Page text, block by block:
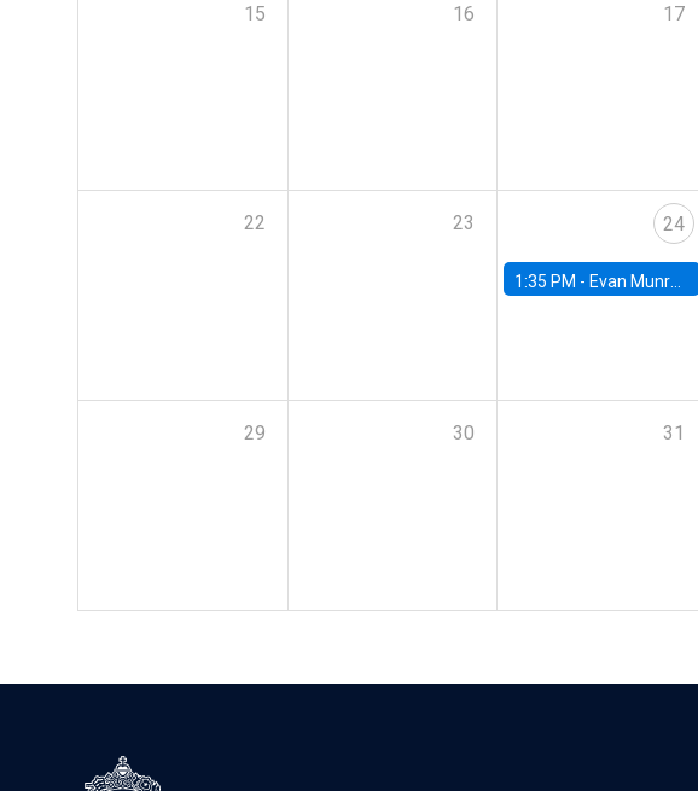
15 16 17
22 23 24
1:35 PM - Evan Munro, Neyman Visiting Assistant Professor in the Department of Statistics at UC Berkeley
29 30 31